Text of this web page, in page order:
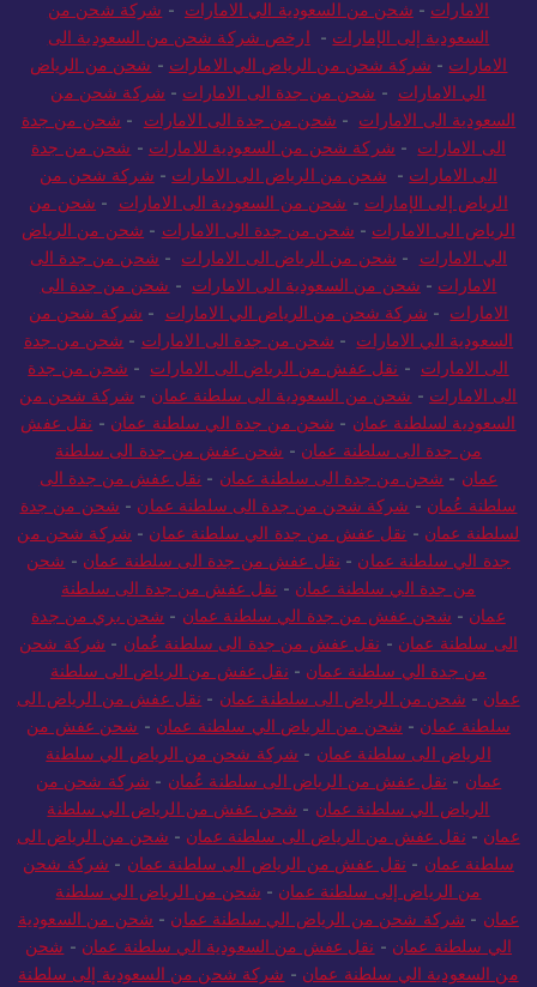
الامارات - شحن من السعودية الي الامارات - شركة شحن من
السعودية إلى الإمارات - ارخص شركة شحن من السعودية الى
الامارات - شركة شحن من الرياض الي الامارات - شحن من الرياض
الي الامارات - شحن من جدة الى الامارات - شركة شحن من
السعودية الى الامارات - شحن من جدة الى الامارات - شحن من جدة
الى الامارات - شركة شحن من السعودية للامارات - شحن من جدة
الى الامارات - شحن من الرياض الى الامارات - شركة شحن من
الرياض إلى الإمارات - شحن من السعودية الى الامارات - شحن من
الرياض الى الامارات - شحن من جدة الى الامارات - شحن من الرياض
الي الامارات - شحن من الرياض الى الامارات - شحن من جدة الى
الامارات - شحن من السعودية الى الامارات - شحن من جدة الى
الامارات - شركة شحن من الرياض الي الامارات - شركة شحن من
السعودية الي الامارات - شحن من جدة الى الامارات - شحن من جدة
الى الامارات - نقل عفش من الرياض الى الامارات - شحن من جدة
الى الامارات - شحن من السعودية الى سلطنة عمان - شركة شحن من
السعودية لسلطنة عمان - شحن من جدة الي سلطنة عمان - نقل عفش
من جدة الى سلطنة عمان - شحن عفش من جدة الى سلطنة
عمان - شحن من جدة الى سلطنة عمان - نقل عفش من جدة الى
سلطنة عُمان - شركة شحن من جدة الى سلطنة عمان - شحن من جدة
لسلطنة عمان - نقل عفش من جدة الي سلطنة عمان - شركة شحن من
جدة الي سلطنة عمان - نقل عفش من جدة الى سلطنة عمان - شحن
من جدة الي سلطنة عمان - نقل عفش من جدة الى سلطنة
عمان - شحن عفش من جدة الي سلطنة عمان - شحن بري من جدة
الى سلطنة عمان - نقل عفش من جدة الى سلطنة عُمان - شركة شحن
من جدة الي سلطنة عمان - نقل عفش من الرياض الى سلطنة
عمان - شحن من الرياض الى سلطنة عمان - نقل عفش من الرياض الى
سلطنة عمان - شحن من الرياض الي سلطنة عمان - شحن عفش من
الرياض الى سلطنة عمان - شركة شحن من الرياض الي سلطنة
عمان - نقل عفش من الرياض الى سلطنة عُمان - شركة شحن من
الرياض الي سلطنة عمان - شحن عفش من الرياض الي سلطنة
عمان - نقل عفش من الرياض الى سلطنة عمان - شحن من الرياض الى
سلطنة عمان - نقل عفش من الرياض الى سلطنة عمان - شركة شحن
من الرياض إلى سلطنة عمان - شحن من الرياض الي سلطنة
عمان - شركة شحن من الرياض الي سلطنة عمان - شحن من السعودية
الي سلطنة عمان - نقل عفش من السعودية الي سلطنة عمان - شحن
من السعودية الي سلطنة عمان - شركة شحن من السعودية إلى سلطنة